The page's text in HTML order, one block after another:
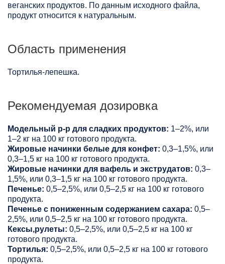
веганских продуктов. По данным исходного файла,
продукт относится к натуральным.
Область применения
Тортилья-лепешка.
Рекомендуемая дозировка
Модельный р-р для сладких продуктов: 1–2%, или
1–2 кг на 100 кг готового продукта.
Жировые начинки белые для конфет: 0,3–1,5%, или
0,3–1,5 кг на 100 кг готового продукта.
Жировые начинки для вафель и экструдатов: 0,3–
1,5%, или 0,3–1,5 кг на 100 кг готового продукта.
Печенье: 0,5–2,5%, или 0,5–2,5 кг на 100 кг готового
продукта.
Печенье с пониженным содержанием сахара: 0,5–
2,5%, или 0,5–2,5 кг на 100 кг готового продукта.
Кексы,рулеты: 0,5–2,5%, или 0,5–2,5 кг на 100 кг
готового продукта.
Тортилья: 0,5–2,5%, или 0,5–2,5 кг на 100 кг готового
продукта.